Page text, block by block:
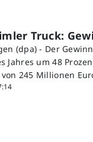
Truck:
(dpa) - Der
Jahres um 48
245 Millionen